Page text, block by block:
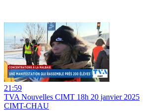
21:59
TVA Nouvelles CIMT 18h 20 janvier 2025
CIMT-CHAU